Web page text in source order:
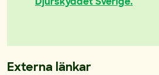
Externa länkar